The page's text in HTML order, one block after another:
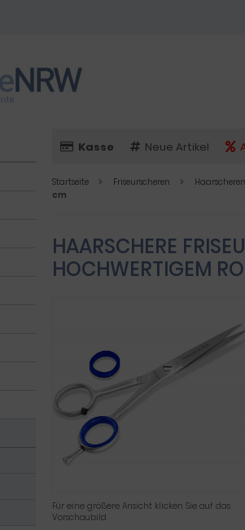
Kasse Neue Artikel
Startseite Friseurscheren Haarscheren
cm
HAARSCHERE
HOCHWERTIGEM
Für eine größere Ansicht klicken Sie auf das
Vorschaubild